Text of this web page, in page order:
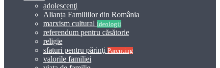
adolescenţi
Alianța Familiilor din România
marxism cultural Ideologii
referendum pentru căsătorie
religie
sfaturi pentru părinţi Parenting
valorile familiei